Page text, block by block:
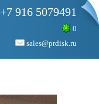
+7 916 5079491
0
sales@prdisk.ru